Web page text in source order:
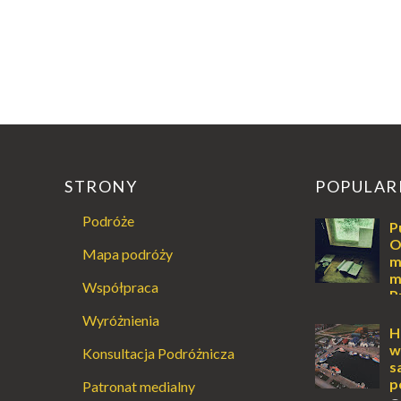
STRONY
Podróże
Mapa podróży
Współpraca
Wyróżnienia
Konsultacja Podróżnicza
Patronat medialny
Dla jednych
ucieczką od
przetrwania
życiem. Dla